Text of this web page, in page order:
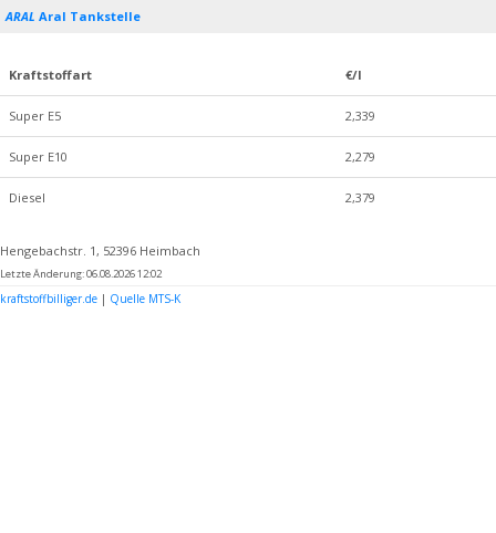
ARAL Aral Tankstelle
Kraftstoffart €/l
Super E5 2,339
Super E10 2,279
Diesel 2,379
Hengebachstr. 1, 52396 Heimbach
Letzte Änderung: 06.08.2026 12:02
kraftstoffbilliger.de | Quelle MTS-K